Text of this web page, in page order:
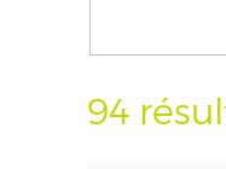
94